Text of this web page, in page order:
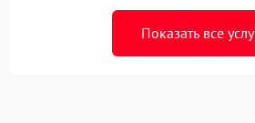
Показать все